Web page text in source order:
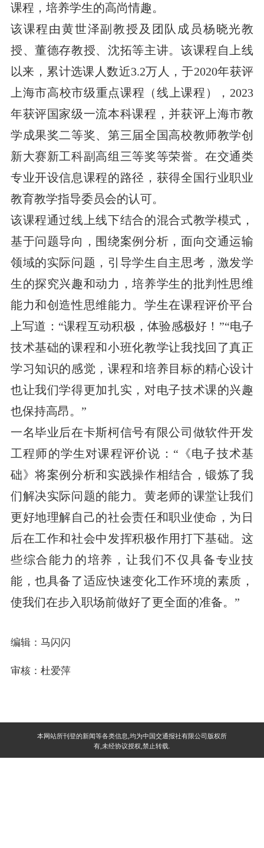
课程，培养学生的高尚情趣。
该课程由黄世泽副教授及团队成员杨晓光教
授、董德存教授、沈拓等主讲。该课程自上线
以来，累计选课人数近3.2万人，于2020年获评
上海市高校市级重点课程（线上课程），2023
年获评国家级一流本科课程，并获评上海市教
学成果奖二等奖、第三届全国高校教师教学创
新大赛新工科副高组三等奖等荣誉。在交通类
专业开设信息课程的路径，获得全国行业职业
教育教学指导委员会的认可。
该课程通过线上线下结合的混合式教学模式，
基于问题导向，围绕案例分析，面向交通运输
领域的实际问题，引导学生自主思考，激发学
生的探究兴趣和动力，培养学生的批判性思维
能力和创造性思维能力。学生在课程评价平台
上写道：“课程互动积极，体验感极好！”“电子
技术基础的课程和小班化教学让我找回了真正
学习知识的感觉，课程和培养目标的精心设计
也让我们学得更加扎实，对电子技术课的兴趣
也保持高昂。”
一名毕业后在卡斯柯信号有限公司做软件开发
工程师的学生对课程评价说：“《电子技术基
础》将案例分析和实践操作相结合，锻炼了我
们解决实际问题的能力。黄老师的课堂让我们
更好地理解自己的社会责任和职业使命，为日
后在工作和社会中发挥积极作用打下基础。这
些综合能力的培养，让我们不仅具备专业技
能，也具备了适应快速变化工作环境的素质，
使我们在步入职场前做好了更全面的准备。”
编辑：马闪闪
审核：杜爱萍
本网站所刊登的新闻等各类信息,均为中国交通报社有限公司版权所
有,未经协议授权,禁止转载.